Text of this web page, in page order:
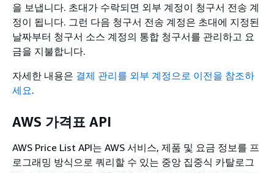
을 보냅니다. 초대가 수락되면 외부 계정이 청구서 전송 계
정이 됩니다. 그런 다음 청구서 전송 계정은 초대에 지정된
날짜부터 청구서 소스 계정의 통합 청구서를 관리하고 요
금을 지불합니다.
자세한 내용은 결제 관리를 외부 계정으로 이전을 참조하
세요.
AWS 가격표 API
AWS Price List API는 AWS 서비스, 제품 및 요금 정보를 프
로그래밍 방식으로 쿼리할 수 있는 중앙 집중식 카탈로그